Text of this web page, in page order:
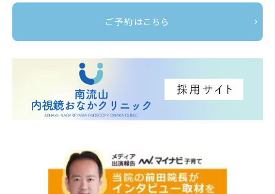
ご予約はこちら